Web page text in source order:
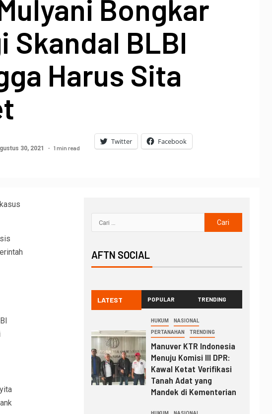
Bongkar
Skandal BLBI
Harus Sita
30, 2021 1 min read
Twitter Facebook
AFTN SOCIAL
LATEST POPULAR TRENDING
HUKUM NASIONAL
PERTANAHAN TRENDING
Manuver KTR Indonesia
Menuju Komisi III DPR:
Kawal Ketat Verifikasi
Tanah Adat yang
Mandek di Kementerian